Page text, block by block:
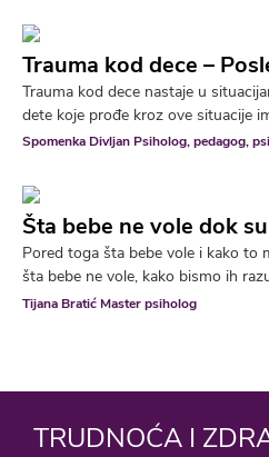
Trauma kod dece –
Trauma kod dece nastaje u
dete koje prođe kroz ove situacije
Spomenka Divljan Psiholog, pedagog,
Šta bebe ne vole dok
Pored toga šta bebe vole i kako to
šta bebe ne vole, kako bismo ih
Tijana Bratić Master psiholog
TRUDNOĆA I